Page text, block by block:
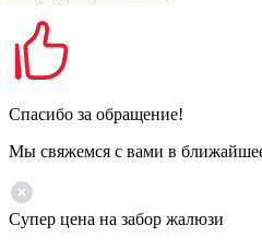
Спасибо за обращение!
Мы свяжемся с вами в
Супер цена на забор жалюзи